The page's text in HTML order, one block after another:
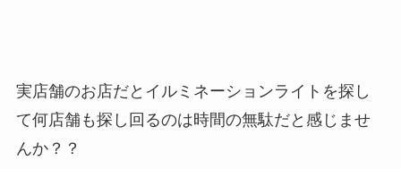
実店舗のお店だとイルミネーションライトを探し
て何店舗も探し回るのは時間の無駄だと感じませ
んか？？